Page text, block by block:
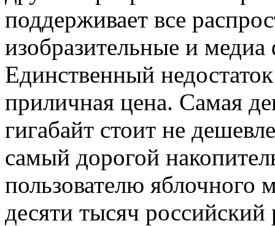
поддерживает все
изобразительные и
Единственный
приличная цена. Самая
гигабайт стоит не
самый дорогой
пользователю яблочного
десяти тысяч российский